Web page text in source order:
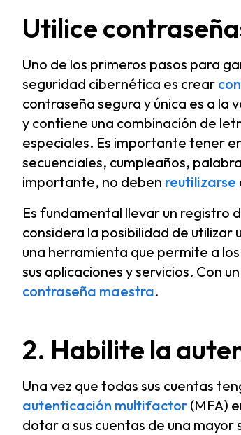
Utilice
Uno de los primeros pasos para
seguridad cibernética es crear
contraseña segura y única es a la
y contiene una combinación de
especiales. Es importante tener
secuenciales, cumpleaños,
importante, no deben reutilizarse
Es fundamental llevar un registro
considera la posibilidad de utilizar
una herramienta que permite a los
sus aplicaciones y servicios. Con
contraseña maestra.
2. Habilite la
Una vez que todas sus cuentas
autenticación multifactor (MFA)
dotar a sus cuentas de una